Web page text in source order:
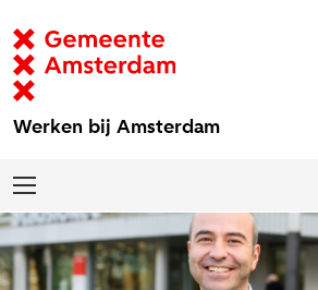
Werken bij Amsterdam